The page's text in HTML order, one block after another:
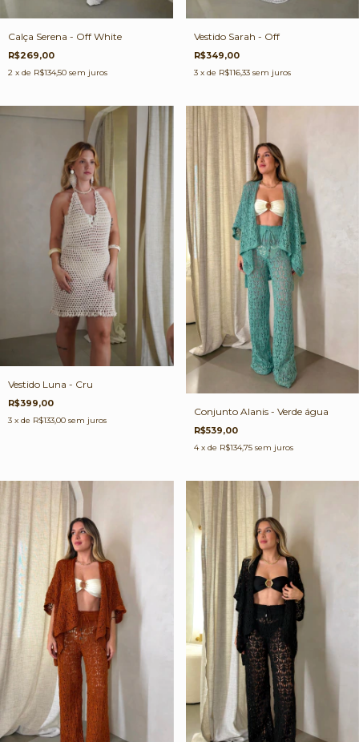
Calça Serena - Off White
R$269,00
2 x de R$134,50 sem juros
Vestido Sarah - Off
R$349,00
3 x de R$116,33 sem juros
Vestido Luna - Cru
R$399,00
3 x de R$133,00 sem juros
Conjunto Alanis - Verde água
R$539,00
4 x de R$134,75 sem juros